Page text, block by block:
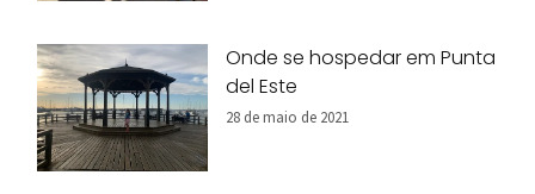
Onde se hospedar em Punta
del Este
28 de maio de 2021